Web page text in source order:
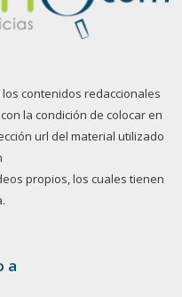
contenidos redaccionales
la condición de colocar en
url del material utilizado
propios, los cuales tienen
a